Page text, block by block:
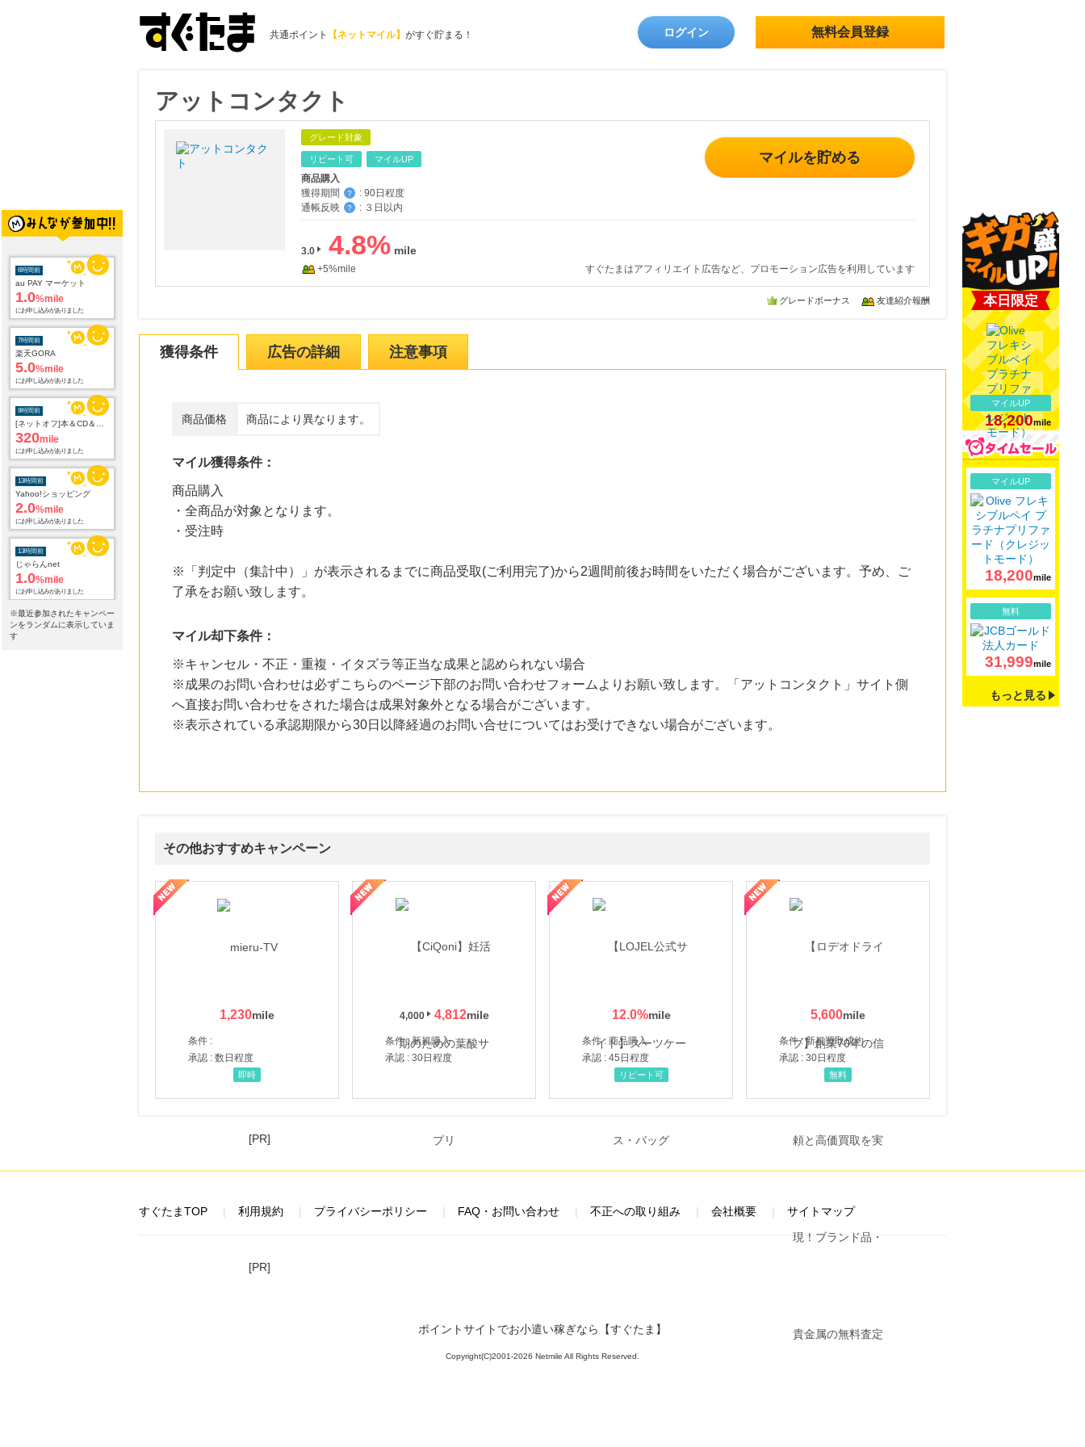
共通ポイント 【ネットマイル】 がすぐ貯まる！ ログイン 無料会員登録
6時間前
au PAY マーケット
1.0%mile
にお申し込みがありました
7時間前
楽天GORA
5.0%mile
にお申し込みがありました
9時間前
320mile
にお申し込みがありました
13時間前
Yahoo!ショッピング
2.0%mile
にお申し込みがありました
13時間前
じゃらんnet
1.0%mile
にお申し込みがありました
13時間前
Joshin webショップ
※最近参加されたキャンペー
ンをランダムに表示していま
す
アットコンタクト
グレード対象
リピート可 マイルUP
商品購入
獲得期間
？ : 90日程度
通帳反映
？ : ３日以内
マイルを貯める
3.0 4.8%
+5%mile すぐたまはアフィリエイト広告など、プロモーション広告を利用しています
グレードボーナス 友達紹介報酬
獲得条件 広告の詳細 注意事項
商品価格 商品により異なります。
マイル獲得条件：
商品購入
・全商品が対象となります。
・受注時
※「判定中（集計中）」が表示されるまでに商品受取(ご利用完了)から2週間前後お時間をいただく場合がございます。予め、ご
了承をお願い致します。
マイル却下条件：
※キャンセル・不正・重複・イタズラ等正当な成果と認められない場合
※成果のお問い合わせは必ずこちらのページ下部のお問い合わせフォームよりお願い致します。「アットコンタクト」サイト側
へ直接お問い合わせをされた場合は成果対象外となる場合がございます。
※表示されている承認期限から30日以降経過のお問い合せについてはお受けできない場合がございます。
その他おすすめキャンペーン
1,230
条件 :
承認 : 数日程度
即時
4,000 4,812
条件 : 新規購入
承認 : 30日程度
12.0%
条件 : 商品購入
承認 : 45日程度
【LOJEL公式サイト】スーツケース・バッグ
リピート可
5,600
条件 : 新規買取成約
承認 : 30日程度
【ロデオドライブ】創業70年の信頼と高価買取を実現！ブランド品・貴金属の無料査定
無料
本日限定
マイルUP
18,200mile
マイルUP
18,200mile
無料
31,999mile
もっと見る
[PR]
すぐたまTOP 利用規約 プライバシーポリシー FAQ・お問い合わせ 不正への取り組み 会社概要 サイトマップ
[PR]
ポイントサイトでお小遣い稼ぎなら【すぐたま】
Copyright(C)2001-2026 Netmile All Rights Reserved.